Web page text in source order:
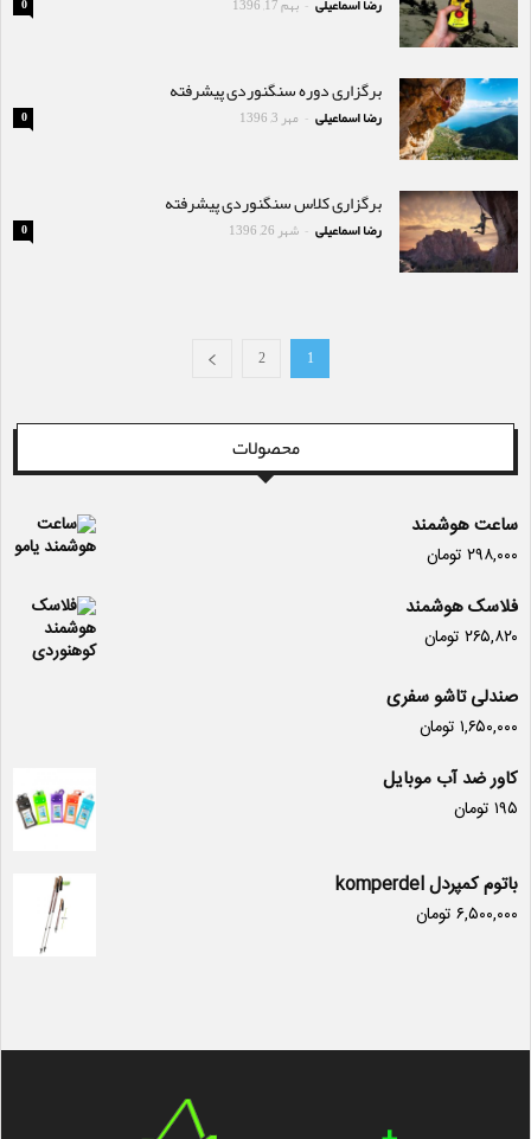
-
0
برگزاری دوره سنگنوردی پیشرفته
رضا اسماعیلی - مهر 3, 1396 0
برگزاری کلاس سنگنوردی پیشرفته
رضا اسماعیلی - شهر 26, 1396 0
1
2
محصولات
ساعت هوشمند
۲۹۸,۰۰۰ تومان
فلاسک هوشمند
۲۶۵,۸۲۰ تومان
صندلی تاشو سفری
۱,۶۵۰,۰۰۰ تومان
کاور ضد آب موبایل
۱۹۵ تومان
باتوم کمپردل komperdel
۶,۵۰۰,۰۰۰ تومان